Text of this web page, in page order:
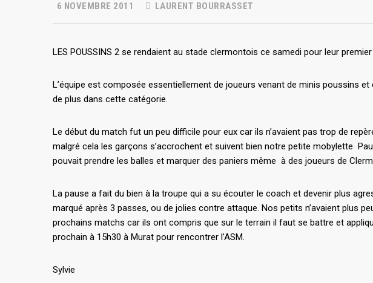
6 NOVEMBRE 2011 LAURENT BOURRASSET
LES POUSSINS 2 se rendaient au stade clermontois ce samedi pour leur
L’équipe est composée essentiellement de joueurs venant de minis poussins
de plus dans cette catégorie.
Le début du match fut un peu difficile pour eux car ils n’avaient pas trop de
malgré cela les garçons s’accrochent et suivent bien notre petite mobylette
pouvait prendre les balles et marquer des paniers même à des joueurs de
La pause a fait du bien à la troupe qui a su écouter le coach et devenir plus
marqué après 3 passes, ou de jolies contre attaque. Nos petits n’avaient plus
prochains matchs car ils ont compris que sur le terrain il faut se battre et
prochain à 15h30 à Murat pour rencontrer l’ASM.
Sylvie